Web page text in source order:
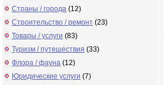
Страны / города (12)
Строительство / ремонт (23)
Товары / услуги (83)
Туризм / путешествия (33)
Флора / фауна (12)
Юридические услуги (7)